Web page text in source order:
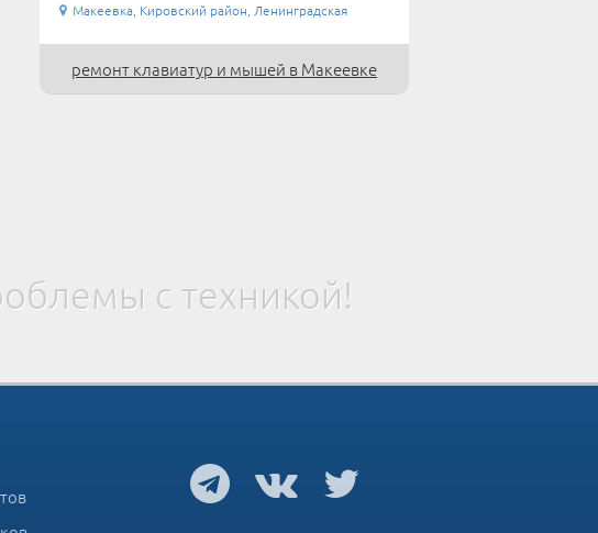
Макеевка, Кировский район, Ленинградская
ремонт клавиатур и мышей в Макеевке
с техникой!